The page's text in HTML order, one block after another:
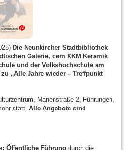
Die Neunkircher Stadtbibliothek
Galerie, dem KKM Keramik
und der Volkshochschule am
„Alle Jahre wieder – Treffpunkt
Marienstraße 2, Führungen,
statt. Alle Angebote sind
Öffentliche Führung durch die